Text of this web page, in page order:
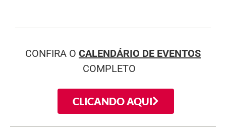
CONFIRA O CALENDÁRIO DE EVENTOS
COMPLETO
CLICANDO AQUI